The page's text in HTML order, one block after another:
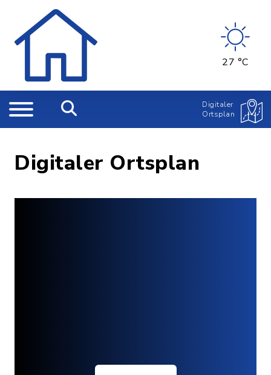
27 °C
Digitaler
Ortsplan
Digitaler Ortsplan